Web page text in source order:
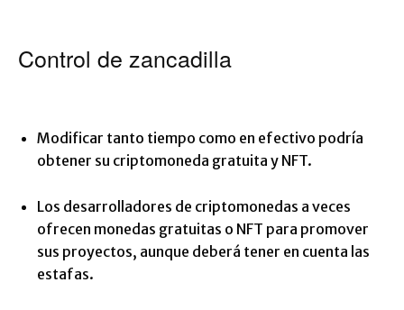
Control de zancadilla
Modificar tanto tiempo como en efectivo podría
obtener su criptomoneda gratuita y NFT.
Los desarrolladores de criptomonedas a veces
ofrecen monedas gratuitas o NFT para promover
sus proyectos, aunque deberá tener en cuenta las
estafas.